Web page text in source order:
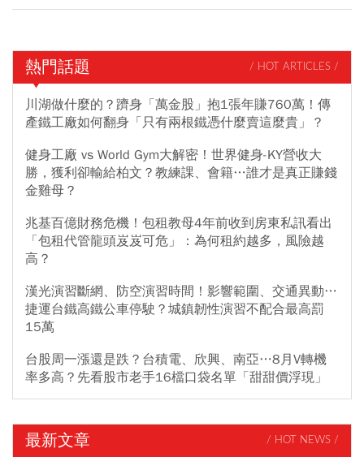
熱門話題 / HOT ARTICLES /
川湖做什麼的？躋身「萬金股」抱1張年賺760萬！傳
產鐵工廠如何翻身「只有兩根鐵憑什麼賣這麼貴」？
健身工廠 vs World Gym大解密！世界健身-KY營收大
勝，獲利卻輸給柏文？教練課、會籍…誰才是真正賺錢
金雞母？
兆基百億財務危機！包租教母4年前收到房東私訊看出
「包租代管龍頭岌岌可危」：為何租約越多，風險越
高？
漢光演習斷網、防空演習時間！影響範圍、交通異動…
捷運台鐵高鐵公車停駛？城鎮韌性演習不配合最高罰
15萬
台股周一漲還是跌？台積電、欣興、南亞…8月V轉機
率多高？先看股市老手16檔口袋名單「甜甜價浮現」
最新文章 / HOT NEWS /